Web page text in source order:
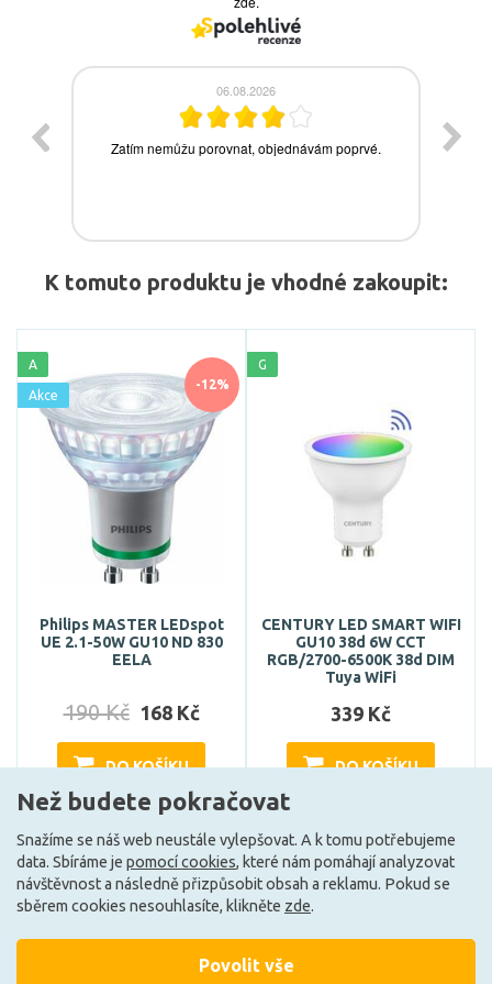
K tomuto produktu je vhodné zakoupit:
-12%
A
Akce
Philips MASTER LEDspot
UE 2.1-50W GU10 ND 830
EELA
190 Kč 168 Kč
DO KOŠÍKU
Skladem e-shop (4 ks)
G
CENTURY LED SMART WIFI
GU10 38d 6W CCT
RGB/2700-6500K 38d DIM
Tuya WiFi
339 Kč
DO KOŠÍKU
Může být u Vás 16. 9.
G A
Než budete pokračovat
Snažíme se náš web neustále vylepšovat. A k tomu potřebujeme
data. Sbíráme je pomocí cookies, které nám pomáhají analyzovat
návštěvnost a následně přizpůsobit obsah a reklamu. Pokud se
sběrem cookies nesouhlasíte, klikněte zde.
Povolit vše